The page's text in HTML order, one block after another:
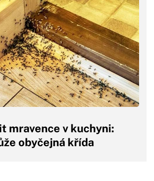
mravence v kuchyni:
obyčejná křída